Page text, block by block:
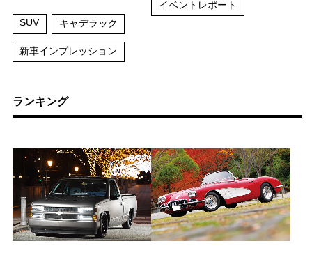
SUV キャデラック
新車インプレッション
イベントレポート
ランキング